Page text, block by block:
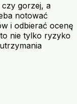
czy gorzej, a
notować
i odbierać ocenę
nie tylko ryzyko